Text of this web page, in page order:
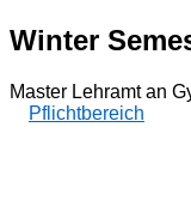
Winter
Master Lehramt an
Pflichtbereich